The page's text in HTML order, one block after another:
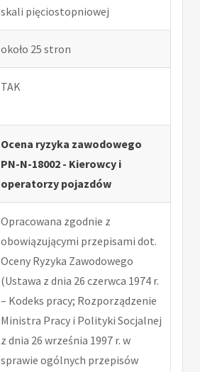
skali pięciostopniowej
około 25 stron
TAK
Ocena ryzyka zawodowego
PN-N-18002 - Kierowcy i
operatorzy pojazdów
Opracowana zgodnie z
obowiązującymi przepisami dot.
Oceny Ryzyka Zawodowego
(Ustawa z dnia 26 czerwca 1974 r.
– Kodeks pracy; Rozporządzenie
Ministra Pracy i Polityki Socjalnej
z dnia 26 września 1997 r. w
sprawie ogólnych przepisów